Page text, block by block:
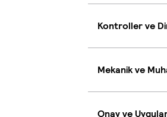
Kontroller ve
Mekanik ve
Onay ve